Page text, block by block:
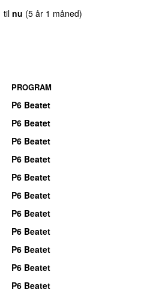
til nu (5 år 1 måned)
PROGRAM
P6 Beatet
P6 Beatet
P6 Beatet
P6 Beatet
P6 Beatet
P6 Beatet
P6 Beatet
P6 Beatet
P6 Beatet
P6 Beatet
P6 Beatet